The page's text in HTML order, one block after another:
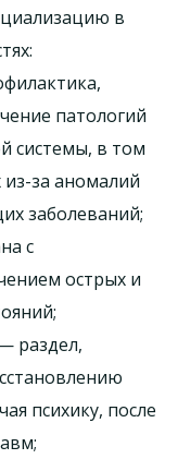
в
патологий
системы, в том
за аномалий
заболеваний;
с
острых и
раздел,
психику, после